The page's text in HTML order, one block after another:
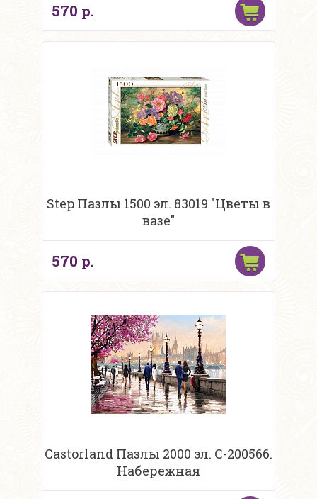
570 р.
Step Пазлы 1500 эл. 83019 "Цветы в
вазе"
570 р.
Castorland Пазлы 2000 эл. C-200566.
Набережная